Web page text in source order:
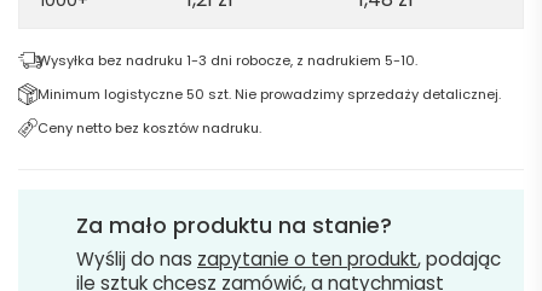
Wysyłka bez nadruku 1-3 dni robocze, z nadrukiem 5-10.
Minimum logistyczne 50 szt. Nie prowadzimy sprzedaży detalicznej.
Ceny netto bez kosztów nadruku.
Za mało produktu na stanie?
Wyślij do nas zapytanie o ten produkt, podając
ile sztuk chcesz zamówić, a natychmiast